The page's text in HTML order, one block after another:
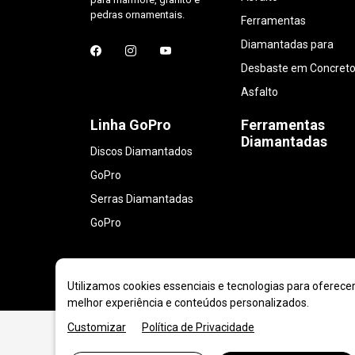
pedras ornamentais.
Ferramentas
Diamantadas para
Desbaste em
Asfalto
Linha GoPro
Discos Diamantados
GoPro
Serras Diamantadas
GoPro
Ferramentas
Diamantadas
Utilizamos cookies essenciais e tecnologias para oferecer
melhor experiência e conteúdos personalizados.
Customizar
Política de Privacidade